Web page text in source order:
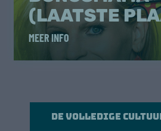
(LAATSTE
MEER INFO
De volledige